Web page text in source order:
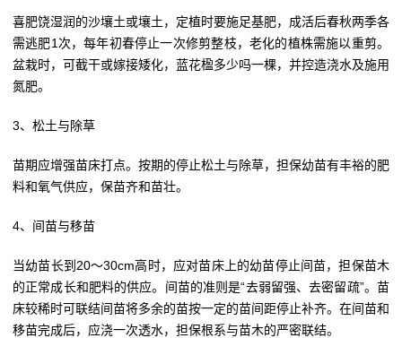
喜肥饶湿润的沙壤土或壤土，定植时要施足基肥，成活后春秋两季各
需逃肥1次，每年初春停止一次修剪整枝，老化的植株需施以重剪。
盆栽时，可截干或嫁接矮化，蓝花楹多少吗一棵，并控造浇水及施用
氮肥。
3、松土与除草
苗期应增强苗床打点。按期的停止松土与除草，担保幼苗有丰裕的肥
料和氧气供应，保苗齐和苗壮。
4、间苗与移苗
当幼苗长到20～30cm高时，应对苗床上的幼苗停止间苗，担保苗木
的正常成长和肥料的供应。间苗的准则是“去弱留强、去密留疏”。苗
床较稀时可联结间苗将多余的苗按一定的苗间距停止补齐。在间苗和
移苗完成后，应浇一次透水，担保根系与苗木的严密联结。